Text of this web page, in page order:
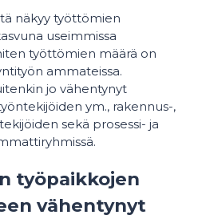
näkyy työttömien
useimmissa
työttömien määrä on
ammateissa.
jo vähentynyt
ym., rakennus-,
sekä prosessi- ja
työpaikkojen
vähentynyt